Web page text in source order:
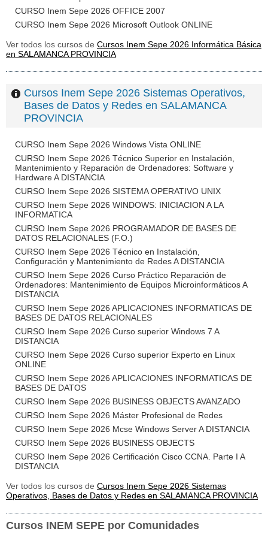
CURSO Inem Sepe 2026 OFFICE 2007
CURSO Inem Sepe 2026 Microsoft Outlook ONLINE
Ver todos los cursos de Cursos Inem Sepe 2026 Informática Básica
en SALAMANCA PROVINCIA
Cursos Inem Sepe 2026 Sistemas Operativos,
Bases de Datos y Redes en SALAMANCA
PROVINCIA
CURSO Inem Sepe 2026 Windows Vista ONLINE
CURSO Inem Sepe 2026 Técnico Superior en Instalación,
Mantenimiento y Reparación de Ordenadores: Software y
Hardware A DISTANCIA
CURSO Inem Sepe 2026 SISTEMA OPERATIVO UNIX
CURSO Inem Sepe 2026 WINDOWS: INICIACION A LA
INFORMATICA
CURSO Inem Sepe 2026 PROGRAMADOR DE BASES DE
DATOS RELACIONALES (F.O.)
CURSO Inem Sepe 2026 Técnico en Instalación,
Configuración y Mantenimiento de Redes A DISTANCIA
CURSO Inem Sepe 2026 Curso Práctico Reparación de
Ordenadores: Mantenimiento de Equipos Microinformáticos A
DISTANCIA
CURSO Inem Sepe 2026 APLICACIONES INFORMATICAS DE
BASES DE DATOS RELACIONALES
CURSO Inem Sepe 2026 Curso superior Windows 7 A
DISTANCIA
CURSO Inem Sepe 2026 Curso superior Experto en Linux
ONLINE
CURSO Inem Sepe 2026 APLICACIONES INFORMATICAS DE
BASES DE DATOS
CURSO Inem Sepe 2026 BUSINESS OBJECTS AVANZADO
CURSO Inem Sepe 2026 Máster Profesional de Redes
CURSO Inem Sepe 2026 Mcse Windows Server A DISTANCIA
CURSO Inem Sepe 2026 BUSINESS OBJECTS
CURSO Inem Sepe 2026 Certificación Cisco CCNA. Parte I A
DISTANCIA
Ver todos los cursos de Cursos Inem Sepe 2026 Sistemas
Operativos, Bases de Datos y Redes en SALAMANCA PROVINCIA
Cursos INEM SEPE por Comunidades